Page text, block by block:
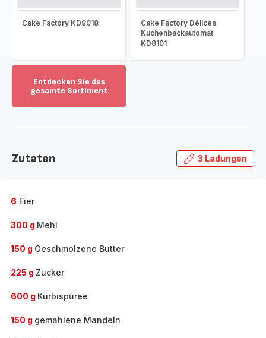
Cake Factory KD8018
Cake Factory Délices
Kuchenbackautomat
KD8101
Entdecken Sie das
gesamte Sortiment
das
Zutaten 3 Ladungen
6 Eier
300 g Mehl
150 g Geschmolzene Butter
225 g Zucker
600 g Kürbispüree
150 g gemahlene Mandeln